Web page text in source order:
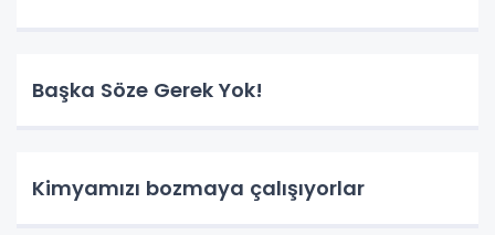
Başka Söze Gerek Yok!
Kimyamızı bozmaya çalışıyorlar